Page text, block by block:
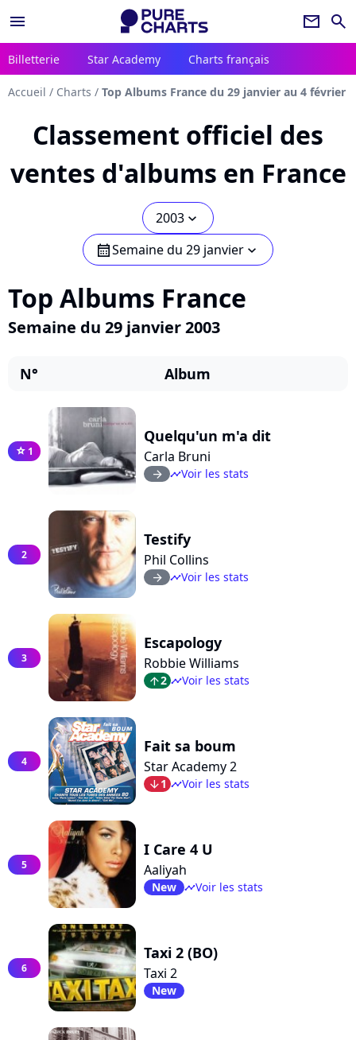
menu newsletter search
Billetterie Star Academy Charts français
Accueil / Charts / Top Albums France du 29 janvier au 4 février
Classement officiel des
ventes d'albums en France
2003 chevron_bot
calendarSemaine du 29 janvier chevron_bot
Top Albums France
Semaine du 29 janvier 2003
N° Album
star 1
Quelqu'un m'a dit
Carla Bruni
arrow_right timelineVoir les stats
2
Testify
Phil Collins
arrow_right timelineVoir les stats
3
Escapology
Robbie Williams
arrow_top2 timelineVoir les stats
4
Fait sa boum
Star Academy 2
arrow_bot1 timelineVoir les stats
5
I Care 4 U
Aaliyah
New timelineVoir les stats
6
Taxi 2 (BO)
Taxi 2
New